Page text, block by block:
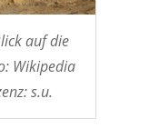
auf die
Wikipedia
s.u.